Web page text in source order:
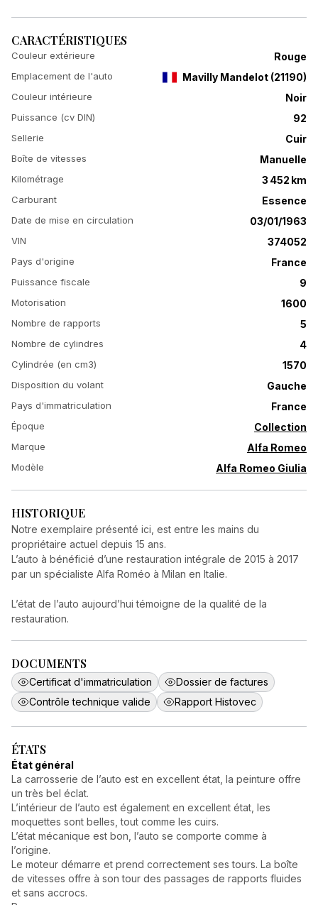
CARACTÉRISTIQUES
Couleur extérieure Rouge
Emplacement de l'auto Mavilly Mandelot (21190)
Couleur intérieure Noir
Puissance (cv DIN) 92
Sellerie Cuir
Boîte de vitesses Manuelle
Kilométrage 3 452 km
Carburant Essence
Date de mise en circulation 03/01/1963
VIN 374052
Pays d'origine France
Puissance fiscale 9
Motorisation 1600
Nombre de rapports 5
Nombre de cylindres 4
Cylindrée (en cm3) 1570
Disposition du volant Gauche
Pays d'immatriculation France
Époque Collection
Marque Alfa Romeo
Modèle Alfa Romeo Giulia
HISTORIQUE
Notre exemplaire présenté ici, est entre les mains du
propriétaire actuel depuis 15 ans.
L’auto à bénéficié d’une restauration intégrale de 2015 à 2017
par un spécialiste Alfa Roméo à Milan en Italie.
L’état de l’auto aujourd’hui témoigne de la qualité de la
restauration.
DOCUMENTS
Certificat d'immatriculation
Dossier de factures
Contrôle technique valide
Rapport Histovec
ÉTATS
État général
La carrosserie de l’auto est en excellent état, la peinture offre
un très bel éclat.
L’intérieur de l’auto est également en excellent état, les
moquettes sont belles, tout comme les cuirs.
L’état mécanique est bon, l’auto se comporte comme à
l’origine.
Le moteur démarre et prend correctement ses tours. La boîte
de vitesses offre à son tour des passages de rapports fluides
et sans accrocs.